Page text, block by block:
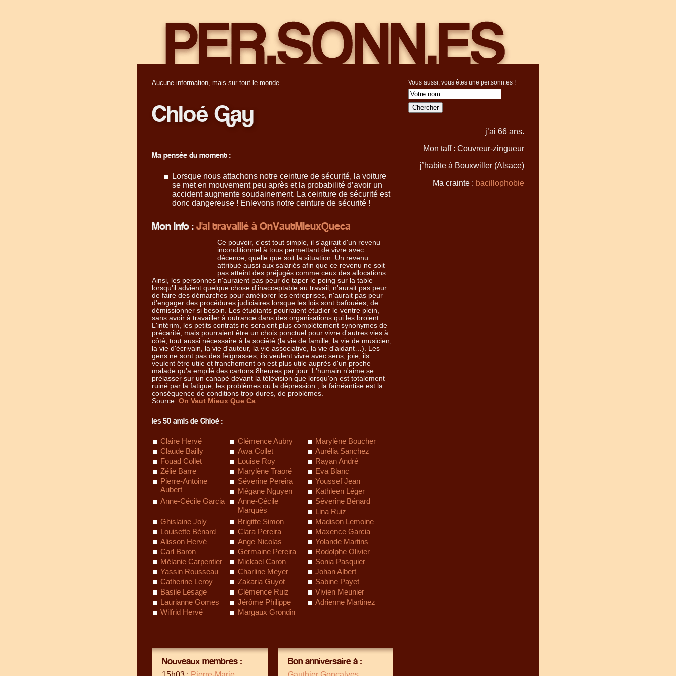
Aucune information, mais sur tout le monde
Chloé Gay
Vous aussi, vous êtes une per.sonn.es !
j’ai 66 ans.
Mon taff : Couvreur-zingueur
j’habite à Bouxwiller (Alsace)
Ma crainte : bacillophobie
Ma pensée du moment :
Lorsque nous attachons notre ceinture de sécurité, la voiture
se met en mouvement peu après et la probabilité d’avoir un
accident augmente soudainement. La ceinture de sécurité est
donc dangereuse ! Enlevons notre ceinture de sécurité !
Mon info :J'ai travaillé à OnVautMieuxQueca
Ce pouvoir, c'est tout simple, il s'agirait d'un revenu
inconditionnel à tous permettant de vivre avec
décence, quelle que soit la situation. Un revenu
attribué aussi aux salariés afin que ce revenu ne soit
pas atteint des préjugés comme ceux des allocations.
Ainsi, les personnes n'auraient pas peur de taper le poing sur la table
lorsqu'il advient quelque chose d'inacceptable au travail, n'aurait pas peur
de faire des démarches pour améliorer les entreprises, n'aurait pas peur
d'engager des procédures judiciaires lorsque les lois sont bafouées, de
démissionner si besoin. Les étudiants pourraient étudier le ventre plein,
sans avoir à travailler à outrance dans des organisations qui les broient.
L'intérim, les petits contrats ne seraient plus complètement synonymes de
précarité, mais pourraient être un choix ponctuel pour vivre d'autres vies à
côté, tout aussi nécessaire à la société (la vie de famille, la vie de musicien,
la vie d'écrivain, la vie d'auteur, la vie associative, la vie d'aidant…). Les
gens ne sont pas des feignasses, ils veulent vivre avec sens, joie, ils
veulent être utile et franchement on est plus utile auprès d'un proche
malade qu'a empilé des cartons 8heures par jour. L'humain n'aime se
prélasser sur un canapé devant la télévision que lorsqu'on est totalement
ruiné par la fatigue, les problèmes ou la dépression ; la fainéantise est la
conséquence de conditions trop dures, de problèmes.
Source: On Vaut Mieux Que Ca
les 50 amis de Chloé :
Claire Hervé Clémence Aubry
Marylène Boucher
Claude Bailly
Awa Collet
Aurélia Sanchez
Fouad Collet
Louise Roy
Rayan André
Zélie Barre
Marylène Traoré
Eva Blanc
Pierre-Antoine
Aubert
Séverine Pereira
Youssef Jean
Mégane Nguyen
Kathleen Léger
Anne-Cécile Garcia
Anne-Cécile
Marquès
Séverine Bénard
Lina Ruiz
Ghislaine Joly
Brigitte Simon
Madison Lemoine
Louisette Bénard
Clara Pereira
Maxence Garcia
Alisson Hervé
Ange Nicolas
Yolande Martins
Carl Baron
Germaine Pereira
Rodolphe Olivier
Mélanie Carpentier
Mickael Caron
Sonia Pasquier
Yassin Rousseau
Charline Meyer
Johan Albert
Catherine Leroy
Zakaria Guyot
Sabine Payet
Basile Lesage
Clémence Ruiz
Vivien Meunier
Laurianne Gomes
Jérôme Philippe
Adrienne Martinez
Wilfrid Hervé
Margaux Grondin
Nouveaux membres : Bon anniversaire à :